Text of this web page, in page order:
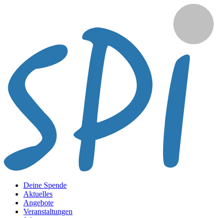
Deine Spende
Aktuelles
Angebote
Veranstaltungen